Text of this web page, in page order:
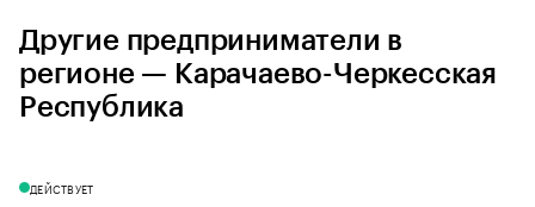
Другие предприниматели в
регионе — Карачаево-Черкесская
Республика
ДЕЙСТВУЕТ